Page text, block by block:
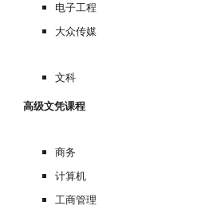
电子工程
大众传媒
文科
高级文凭课程
商务
计算机
工商管理